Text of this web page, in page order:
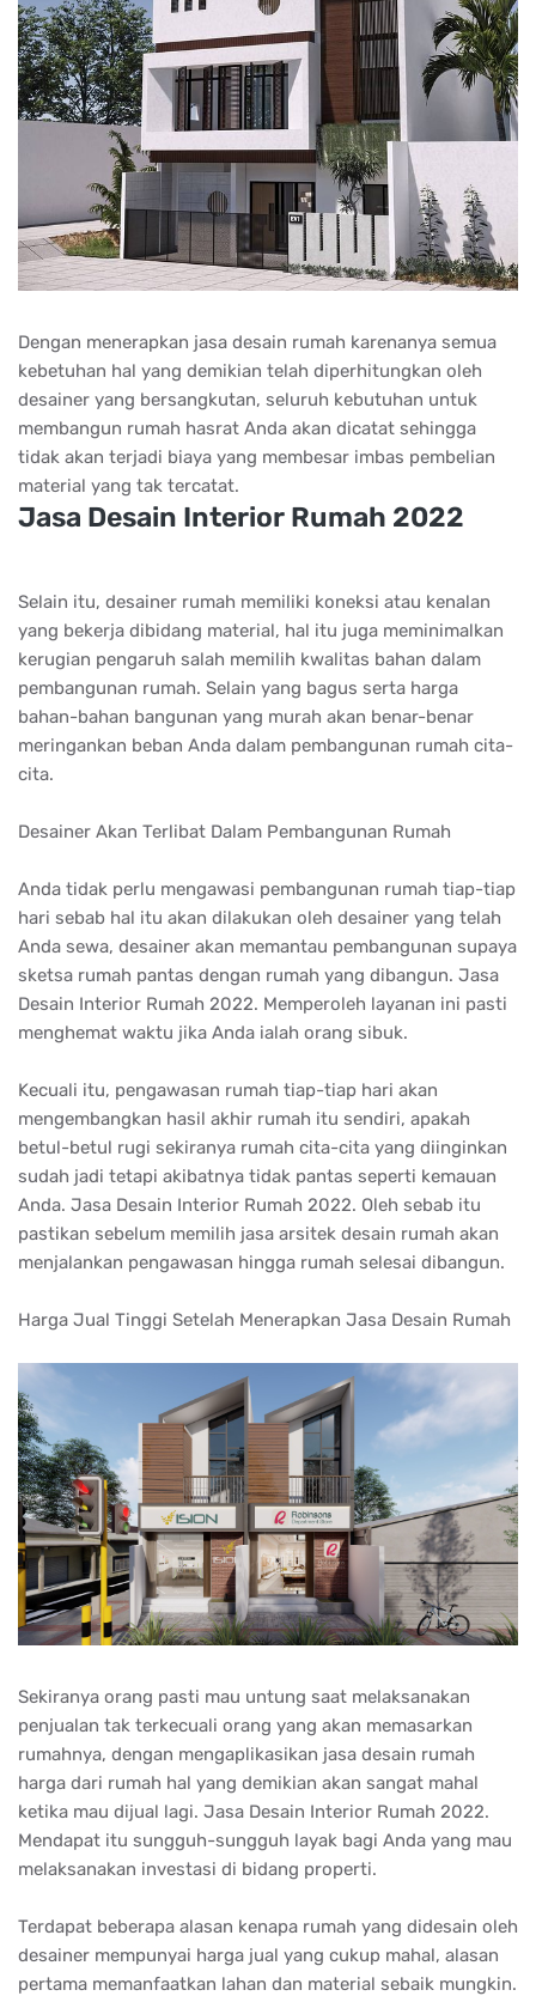
Dengan menerapkan jasa desain rumah karenanya semua
kebetuhan hal yang demikian telah diperhitungkan oleh
desainer yang bersangkutan, seluruh kebutuhan untuk
membangun rumah hasrat Anda akan dicatat sehingga
tidak akan terjadi biaya yang membesar imbas pembelian
material yang tak tercatat.
Jasa Desain Interior Rumah 2022
Selain itu, desainer rumah memiliki koneksi atau kenalan
yang bekerja dibidang material, hal itu juga meminimalkan
kerugian pengaruh salah memilih kwalitas bahan dalam
pembangunan rumah. Selain yang bagus serta harga
bahan-bahan bangunan yang murah akan benar-benar
meringankan beban Anda dalam pembangunan rumah cita-
cita.
Desainer Akan Terlibat Dalam Pembangunan Rumah
Anda tidak perlu mengawasi pembangunan rumah tiap-tiap
hari sebab hal itu akan dilakukan oleh desainer yang telah
Anda sewa, desainer akan memantau pembangunan supaya
sketsa rumah pantas dengan rumah yang dibangun. Jasa
Desain Interior Rumah 2022. Memperoleh layanan ini pasti
menghemat waktu jika Anda ialah orang sibuk.
Kecuali itu, pengawasan rumah tiap-tiap hari akan
mengembangkan hasil akhir rumah itu sendiri, apakah
betul-betul rugi sekiranya rumah cita-cita yang diinginkan
sudah jadi tetapi akibatnya tidak pantas seperti kemauan
Anda. Jasa Desain Interior Rumah 2022. Oleh sebab itu
pastikan sebelum memilih jasa arsitek desain rumah akan
menjalankan pengawasan hingga rumah selesai dibangun.
Harga Jual Tinggi Setelah Menerapkan Jasa Desain Rumah
Sekiranya orang pasti mau untung saat melaksanakan
penjualan tak terkecuali orang yang akan memasarkan
rumahnya, dengan mengaplikasikan jasa desain rumah
harga dari rumah hal yang demikian akan sangat mahal
ketika mau dijual lagi. Jasa Desain Interior Rumah 2022.
Mendapat itu sungguh-sungguh layak bagi Anda yang mau
melaksanakan investasi di bidang properti.
Terdapat beberapa alasan kenapa rumah yang didesain oleh
desainer mempunyai harga jual yang cukup mahal, alasan
pertama memanfaatkan lahan dan material sebaik mungkin.